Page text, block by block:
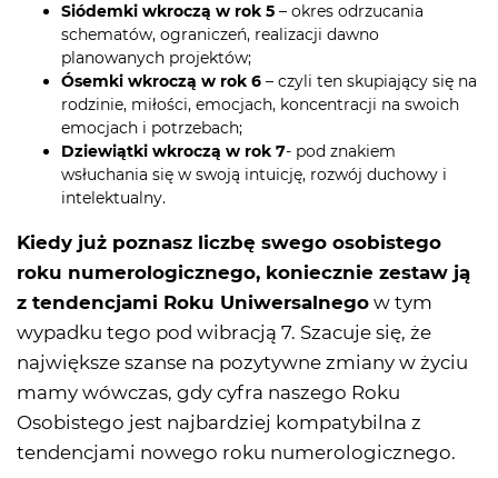
Siódemki wkroczą w rok 5 – okres odrzucania
schematów, ograniczeń, realizacji dawno
planowanych projektów;
Ósemki wkroczą w rok 6 – czyli ten skupiający się na
rodzinie, miłości, emocjach, koncentracji na swoich
emocjach i potrzebach;
Dziewiątki wkroczą w rok 7- pod znakiem
wsłuchania się w swoją intuicję, rozwój duchowy i
intelektualny.
Kiedy już poznasz liczbę swego osobistego
roku numerologicznego, koniecznie zestaw ją
z tendencjami Roku Uniwersalnego w tym
wypadku tego pod wibracją 7. Szacuje się, że
największe szanse na pozytywne zmiany w życiu
mamy wówczas, gdy cyfra naszego Roku
Osobistego jest najbardziej kompatybilna z
tendencjami nowego roku numerologicznego.